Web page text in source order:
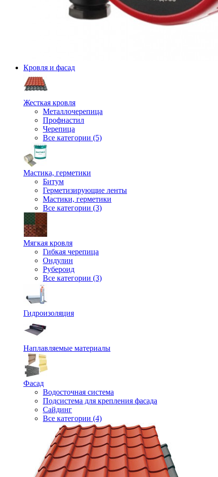
Кровля и фасад
Жесткая кровля
Металлочерепица
Профнастил
Черепица
Все категории (5)
Мастика, герметики
Битум
Герметизирующие ленты
Мастики, герметики
Все категории (3)
Мягкая кровля
Гибкая черепица
Ондулин
Рубероид
Все категории (3)
Гидроизоляция
Наплавляемые материалы
Фасад
Водосточная система
Подсистема для крепления фасада
Сайдинг
Все категории (4)